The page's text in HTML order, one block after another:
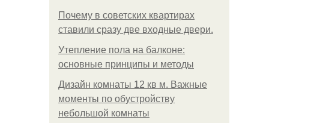
Почему в советских квартирах
ставили сразу две входные двери.
Утепление пола на балконе:
основные принципы и методы
Дизайн комнаты 12 кв м. Важные
моменты по обустройству
небольшой комнаты